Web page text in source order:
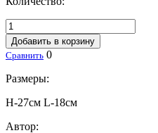
Добавить в корзину
Сравнить 0
Размеры:
H-27см L-18см
Автор: